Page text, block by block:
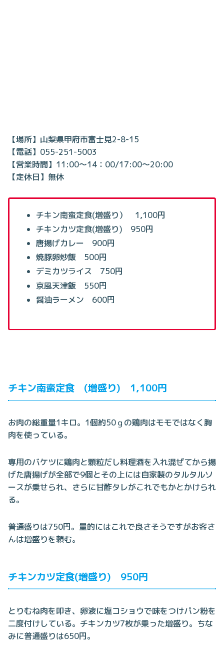
【場所】山梨県甲府市富士見2-8-15
【電話】055-251-5003
【営業時間】11:00～14：00/17:00～20:00
【定休日】無休
チキン南蛮定食(増盛り） 1,100円
チキンカツ定食(増盛り) 950円
唐揚げカレー 900円
焼豚卵炒飯 500円
デミカツライス 750円
京風天津飯 550円
醤油ラーメン 600円
チキン南蛮定食 (増盛り) 1,100円
お肉の総重量1キロ。1個約50ｇの鶏肉はモモではなく胸
肉を使っている。
専用のバケツに鶏肉と顆粒だし料理酒を入れ混ぜてから揚
げた唐揚げが全部で9個とその上には自家製のタルタルソ
ースが乗せられ、さらに甘酢タレがこれでもかとかけられ
る。
普通盛りは750円。量的にはこれで良さそうですがお客さ
んは増盛りを頼む。
チキンカツ定食(増盛り) 950円
とりむね肉を叩き、卵液に塩コショウで味をつけパン粉を
二度付けしている。チキンカツ7枚が乗った増盛り。ちな
みに普通盛りは650円。